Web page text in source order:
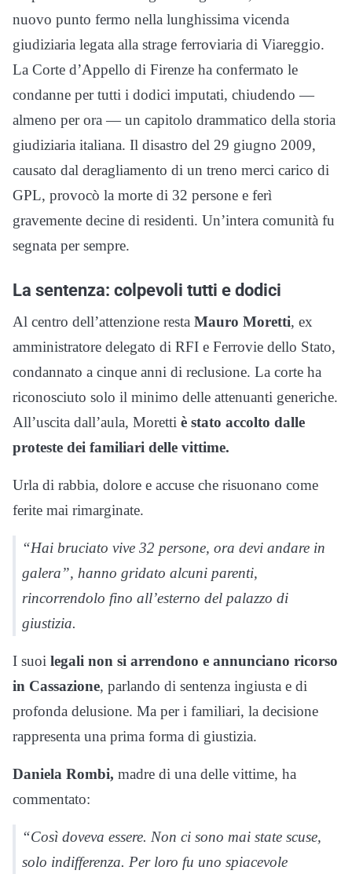
nuovo punto fermo nella lunghissima vicenda
giudiziaria legata alla strage ferroviaria di Viareggio.
La Corte d’Appello di Firenze ha confermato le
condanne per tutti i dodici imputati, chiudendo —
almeno per ora — un capitolo drammatico della storia
giudiziaria italiana. Il disastro del 29 giugno 2009,
causato dal deragliamento di un treno merci carico di
GPL, provocò la morte di 32 persone e ferì
gravemente decine di residenti. Un’intera comunità fu
segnata per sempre.
La sentenza: colpevoli tutti e dodici
Al centro dell’attenzione resta Mauro Moretti, ex
amministratore delegato di RFI e Ferrovie dello Stato,
condannato a cinque anni di reclusione. La corte ha
riconosciuto solo il minimo delle attenuanti generiche.
All’uscita dall’aula, Moretti è stato accolto dalle
proteste dei familiari delle vittime.
Urla di rabbia, dolore e accuse che risuonano come
ferite mai rimarginate.
“Hai bruciato vive 32 persone, ora devi andare in
galera”, hanno gridato alcuni parenti,
rincorrendolo fino all’esterno del palazzo di
giustizia.
I suoi legali non si arrendono e annunciano ricorso
in Cassazione, parlando di sentenza ingiusta e di
profonda delusione. Ma per i familiari, la decisione
rappresenta una prima forma di giustizia.
Daniela Rombi, madre di una delle vittime, ha
commentato:
“Così doveva essere. Non ci sono mai state scuse,
solo indifferenza. Per loro fu uno spiacevole